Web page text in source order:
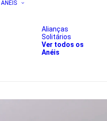
ANÉIS
Alianças
Solitários
Ver todos os
Anéis